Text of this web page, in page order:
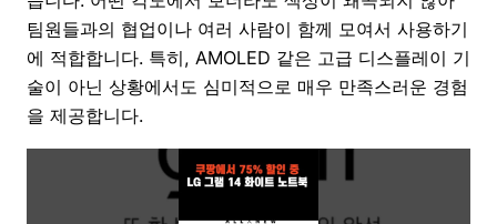
팀원들과의 협업이나 여러 사람이 함께 모여서 사용하기
에 적합합니다. 특히, AMOLED 같은 고급 디스플레이 기
술이 아닌 상황에서도 심미적으로 매우 만족스러운 경험
을 제공합니다.